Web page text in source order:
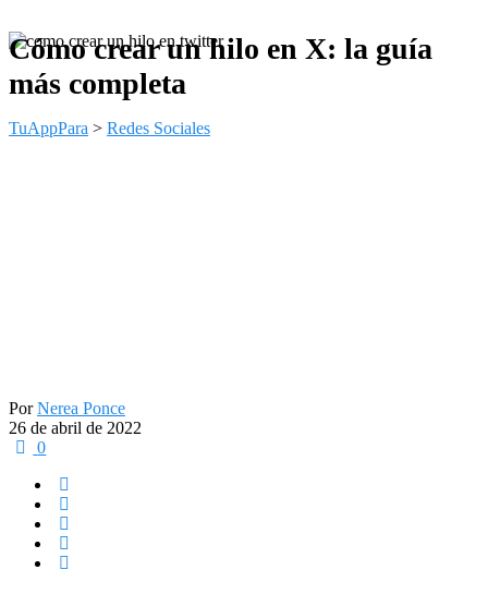
Cómo crear un hilo en X: la guía
más completa
TuAppPara > Redes Sociales
PorNerea Ponce
26 de abril de 2022
0